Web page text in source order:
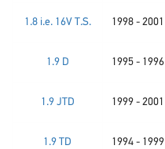
1.8 i.e. 16V T.S. 1998 - 2001
1.9 D 1995 - 1996
1.9 JTD 1999 - 2001
1.9 TD 1994 - 1999